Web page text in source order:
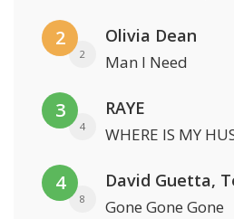
2
2
Olivia Dean
Man I Need
3
4
RAYE
WHERE IS MY
4
8 Gone Gone Gone